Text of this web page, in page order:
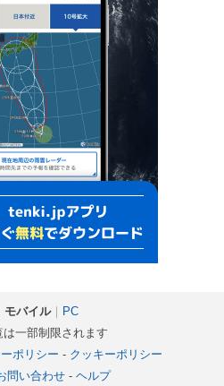
モバイル｜ PC
一部制限されます
ポリシー - クッキーポリシー
問い合わせ- ヘルプ